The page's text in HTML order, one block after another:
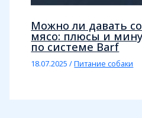
Можно ли давать
мясо: плюсы и
по системе Barf
18.07.2025/Питание собаки